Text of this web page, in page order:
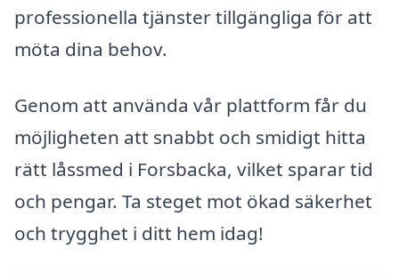
professionella tjänster tillgängliga för att
möta dina behov.
Genom att använda vår plattform får du
möjligheten att snabbt och smidigt hitta
rätt låssmed i Forsbacka, vilket sparar tid
och pengar. Ta steget mot ökad säkerhet
och trygghet i ditt hem idag!